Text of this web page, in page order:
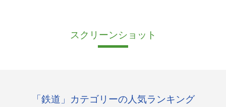
スクリーンショット
「鉄道」カテゴリーの人気ランキング